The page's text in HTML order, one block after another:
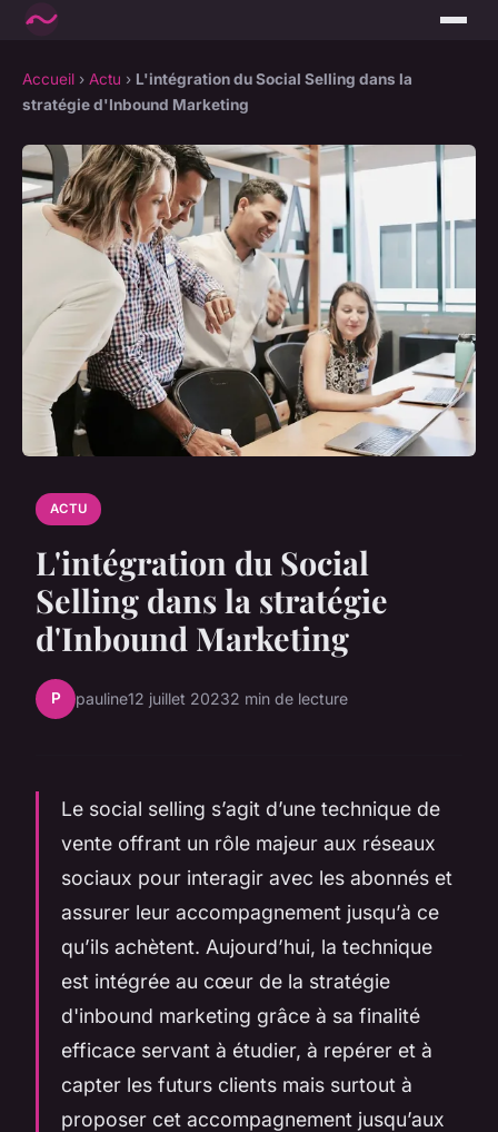
Accueil › Actu › L'intégration du Social Selling dans la
stratégie d'Inbound Marketing
ACTU
L'intégration du Social
Selling dans la stratégie
d'Inbound Marketing
P pauline12 juillet 20232 min de lecture
Le social selling s’agit d’une technique de
vente offrant un rôle majeur aux réseaux
sociaux pour interagir avec les abonnés et
assurer leur accompagnement jusqu’à ce
qu’ils achètent. Aujourd’hui, la technique
est intégrée au cœur de la stratégie
d'inbound marketing grâce à sa finalité
efficace servant à étudier, à repérer et à
capter les futurs clients mais surtout à
proposer cet accompagnement jusqu’aux